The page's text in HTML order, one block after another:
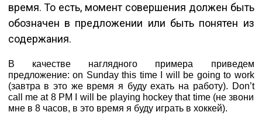
время. То есть, момент совершения должен быть
обозначен в предложении или быть понятен из
содержания.
В качестве наглядного примера приведем
предложение: on Sunday this time I will be going to work
(завтра в это же время я буду ехать на работу). Don’t
call me at 8 PM I will be playing hockey that time (не звони
мне в 8 часов, в это время я буду играть в хоккей).